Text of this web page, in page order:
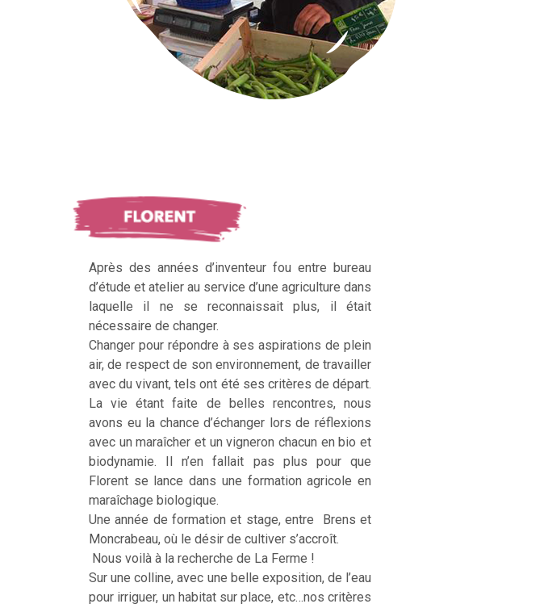
Après des années d’inventeur fou entre bureau
d’étude et atelier au service d’une agriculture dans
laquelle il ne se reconnaissait plus, il était
nécessaire de changer.
Changer pour répondre à ses aspirations de plein
air, de respect de son environnement, de travailler
avec du vivant, tels ont été ses critères de départ.
La vie étant faite de belles rencontres, nous
avons eu la chance d’échanger lors de réflexions
avec un maraîcher et un vigneron chacun en bio et
biodynamie. Il n’en fallait pas plus pour que
Florent se lance dans une formation agricole en
maraîchage biologique.
Une année de formation et stage, entre Brens et
Moncrabeau, où le désir de cultiver s’accroît.
Nous voilà à la recherche de La Ferme !
Sur une colline, avec une belle exposition, de l’eau
pour irriguer, un habitat sur place, etc…nos critères